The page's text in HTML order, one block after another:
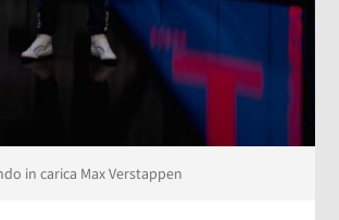
in carica Max Verstappen